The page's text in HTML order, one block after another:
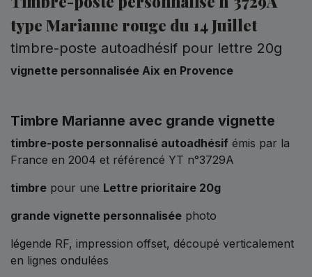
type Marianne rouge du 14 Juillet
timbre-poste autoadhésif pour lettre 20g
vignette personnalisée Aix en Provence
Timbre Marianne avec grande vignette
timbre-poste personnalisé autoadhésif émis par la
France en 2004 et référencé YT n°3729A
timbre pour une Lettre prioritaire 20g
grande vignette personnalisée photo
légende RF, impression offset, découpé verticalement
en lignes ondulées